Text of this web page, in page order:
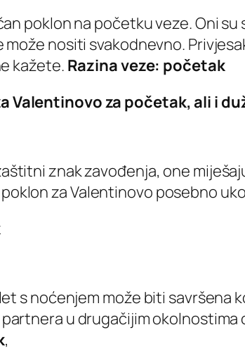
poklon na početku veze. Oni
može nositi svakodnevno.
kažete. Razina veze: početak
Valentinovo za početak, ali i
znak zavođenja, one
za Valentinovo posebno
s noćenjem može biti savršena
u drugačijim
,